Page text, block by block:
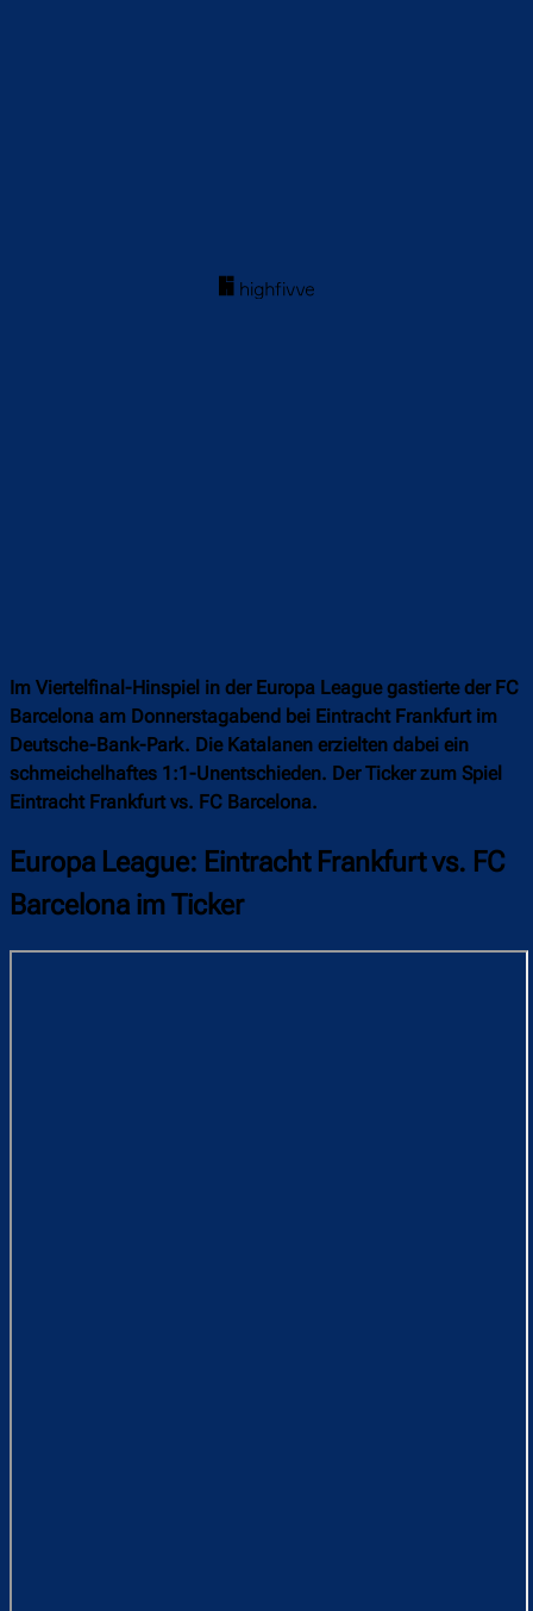
Im Viertelfinal-Hinspiel in der Europa League gastierte der FC
Barcelona am Donnerstagabend bei Eintracht Frankfurt im
Deutsche-Bank-Park. Die Katalanen erzielten dabei ein
schmeichelhaftes 1:1-Unentschieden. Der Ticker zum Spiel
Eintracht Frankfurt vs. FC Barcelona.
Europa League: Eintracht Frankfurt vs. FC
Barcelona im Ticker